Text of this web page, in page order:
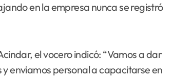
en la empresa nunca se registró
el vocero indicó: “Vamos a dar
enviamos personal a capacitarse en